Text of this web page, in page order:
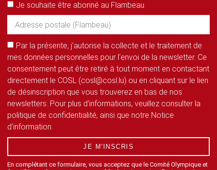
Je souhaite être abonné au Flambeau
Par la présente, j'autorise la collecte et le traitement de
mes données personnelles pour l'envoi de la newsletter. Ce
consentement peut être retiré à tout moment en contactant
directement le COSL (cosl@cosl.lu) ou en cliquant sur le lien
de désinscription que vous trouverez en bas de nos
newsletters. Pour plus d'informations, veuillez consulter la
politique de confidentialité, ainsi que notre Notice
d'information.
JE M'INSCRIS
En complétant ce formulaire, vous acceptez que le Comité Olympique et